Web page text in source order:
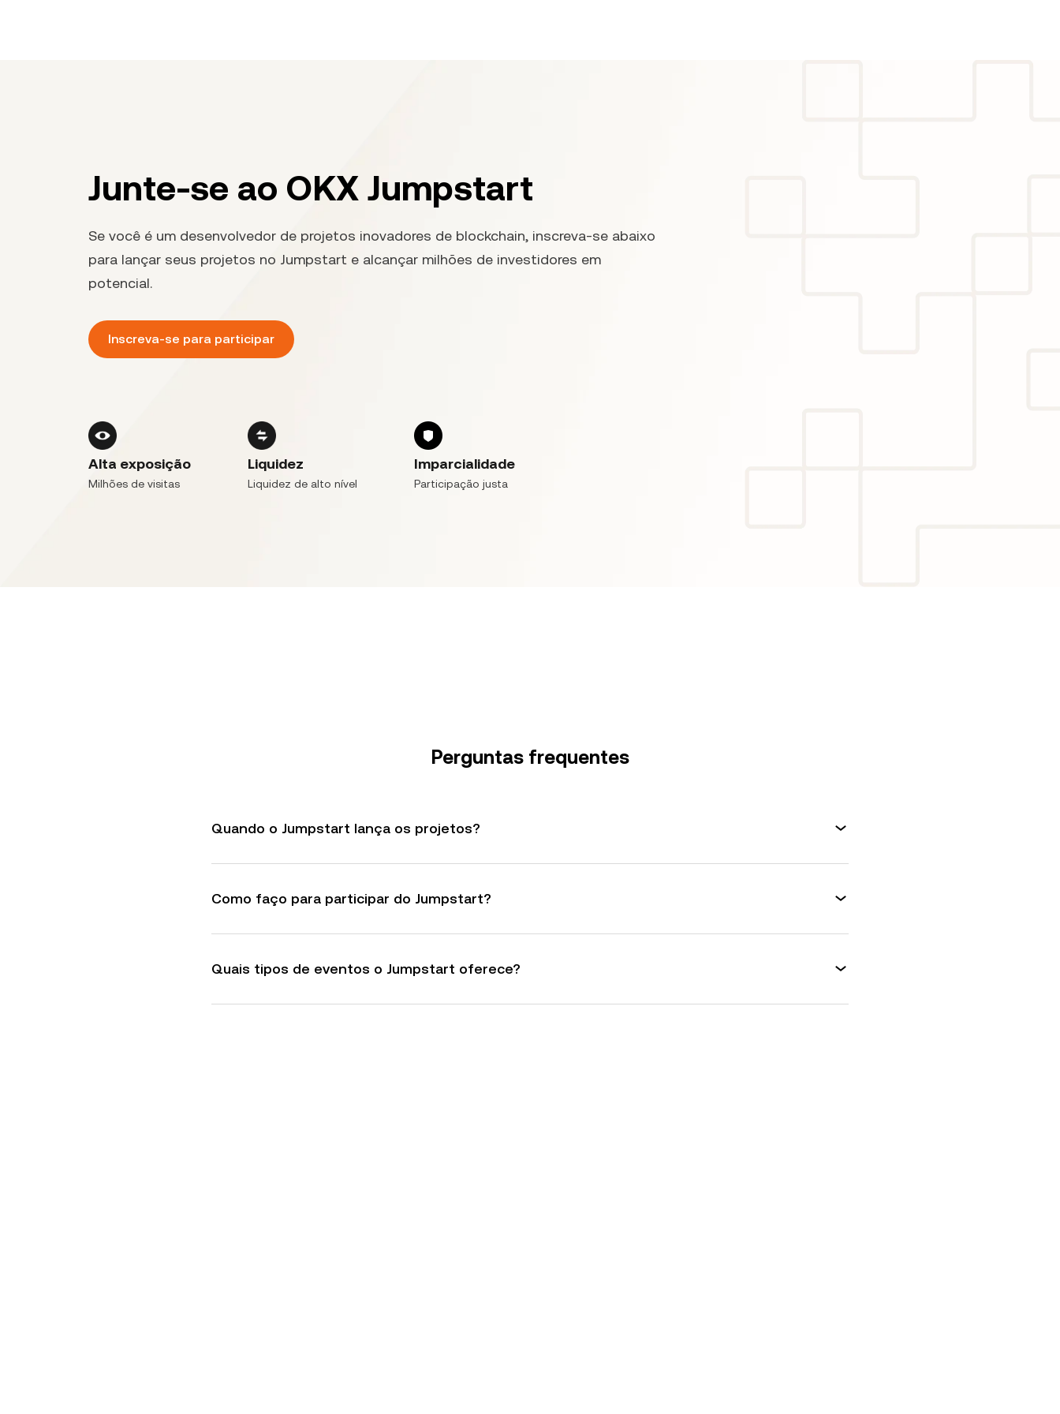
Junte-se ao OKX Jumpstart
Se você é um desenvolvedor de projetos inovadores de blockchain, inscreva-se abaixo
para lançar seus projetos no Jumpstart e alcançar milhões de investidores em
potencial.
Alta exposição
Milhões de visitas
Liquidez
Liquidez de alto nível
Imparcialidade
Participação justa
Inscreva-se para participar
Perguntas frequentes
Quando o Jumpstart lança os projetos?
Como faço para participar do Jumpstart?
Quais tipos de eventos o Jumpstart oferece?